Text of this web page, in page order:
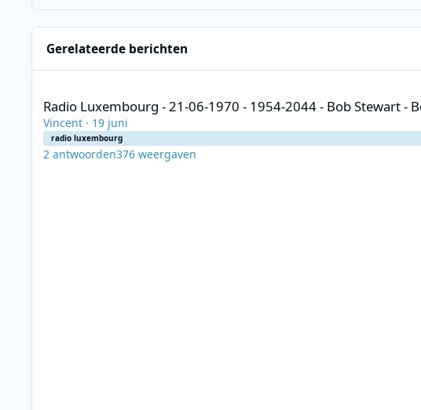
Gerelateerde berichten
Radio Luxembourg - 21-06-1970 - 1954-2044 - Bob Stewart -
Vincent · 19 juni
radio luxembourg
2 antwoorden376 weergaven